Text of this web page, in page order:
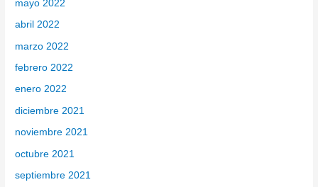
mayo 2022
abril 2022
marzo 2022
febrero 2022
enero 2022
diciembre 2021
noviembre 2021
octubre 2021
septiembre 2021